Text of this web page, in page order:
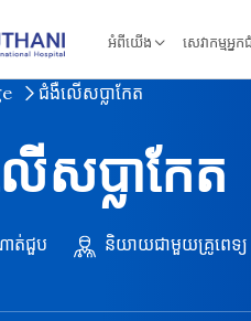
អំពីយើង សេវាកម្មអ្នក
ជំងឺលើសប្លាកែត
សប្លាកែត
ាត់ជួប និយាយជាមួយគ្រូពេទ្យ